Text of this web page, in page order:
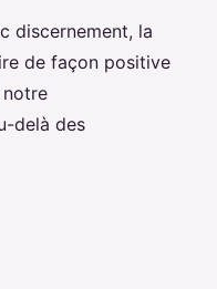
discernement, la
de façon positive
notre
delà des